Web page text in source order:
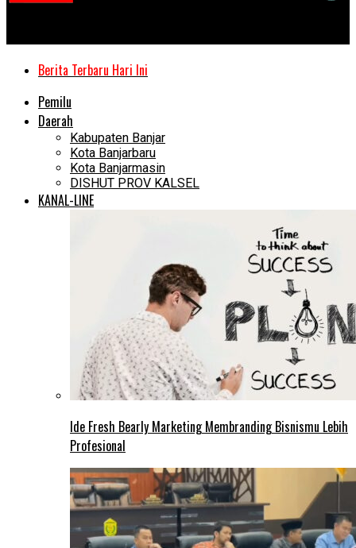
Berita Terbaru Hari Ini
Pemilu
Daerah
Kabupaten Banjar
Kota Banjarbaru
Kota Banjarmasin
DISHUT PROV KALSEL
KANAL-LINE
Ide Fresh Bearly Marketing Membranding Bisnismu Lebih
Profesional